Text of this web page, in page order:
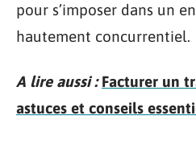
pour s’imposer dans un
hautement concurrentiel.
A lire aussi : Facturer un
astuces et conseils